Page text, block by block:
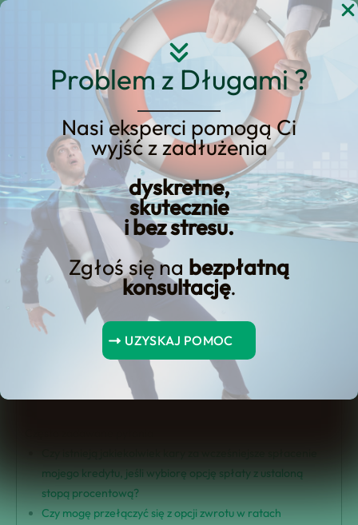
Problem z Długami ?
Nasi eksperci pomogą Ci
wyjść z zadłużenia
dyskretne,
skutecznie
i bez stresu.
Zgłoś się na bezpłatną
konsultację.
UZYSKAJ POMOC
Przejdź
4 konkurencyjne opcje
spłaty pożyczki
konsolidacyjnej
Spis Treści
Opcja spłaty z ustalonym oprocentowaniem stałym
Opcja spłaty po ukończeniu studiów
Opcja spłaty zależnej od dochodu
mojego kredytu, jeśli wybiorę opcję spłaty z ustaloną
stopą procentową?
Czy mogę przełączyć się z opcji zwrotu w ratach